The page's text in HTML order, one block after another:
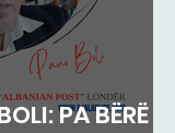
PA BËRË